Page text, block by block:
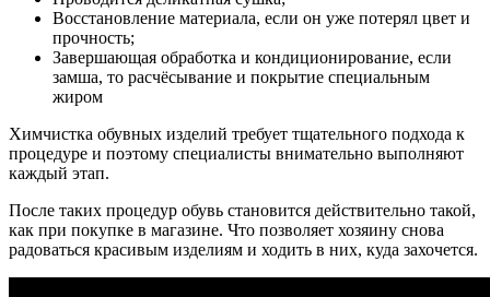
Восстановление материала, если он уже потерял цвет и
прочность;
Завершающая обработка и кондиционирование, если
замша, то расчёсывание и покрытие специальным
жиром
Химчистка обувных изделий требует тщательного подхода к
процедуре и поэтому специалисты внимательно выполняют
каждый этап.
После таких процедур обувь становится действительно такой,
как при покупке в магазине. Что позволяет хозяину снова
радоваться красивым изделиям и ходить в них, куда захочется.